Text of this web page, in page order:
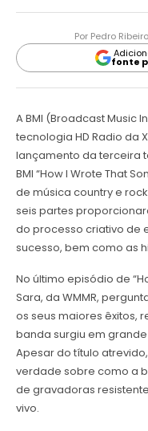
Por Pedro Ribeiro
fonte
A BMI (Broadcast Music
tecnologia HD Radio da
lançamento da terceira
BMI “How I Wrote That
de música country e
seis partes
do processo criativo de
sucesso, bem como as
No último episódio de
Sara, da WMMR,
os seus maiores êxitos,
banda surgiu em grande
Apesar do título
verdade sobre como a
de gravadoras
vivo.